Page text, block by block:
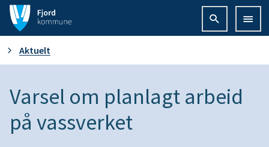
F
j
o
r
d
D
Aktuelt
Varsel om planlagt arbeid
på vassverket